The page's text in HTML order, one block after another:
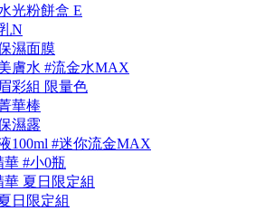
光粉餅盒 E
N
濕面膜
膚水 #流金水MAX
彩組 限量色
華棒
濕露
100ml #迷你流金MAX
#小0瓶
華 夏日限定組
日限定組